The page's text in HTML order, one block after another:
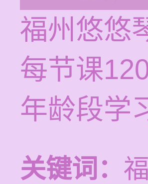
福州悠悠
每节课
年龄段学
关键词：